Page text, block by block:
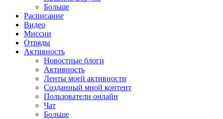
Больше
Расписание
Видео
Миссии
Отряды
Активность
Новостные блоги
Активность
Ленты моей активности
Созданный мной контент
Пользователи онлайн
Чат
Больше